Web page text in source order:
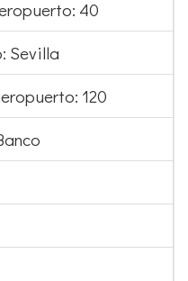
40
Sevilla
120